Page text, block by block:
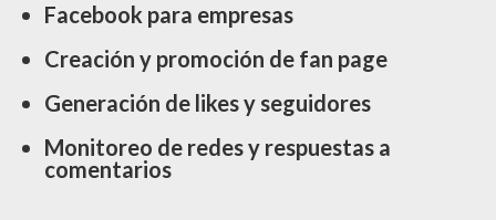
Facebook para empresas
Creación y promoción de fan page
Generación de likes y seguidores
Monitoreo de redes y respuestas a
comentarios